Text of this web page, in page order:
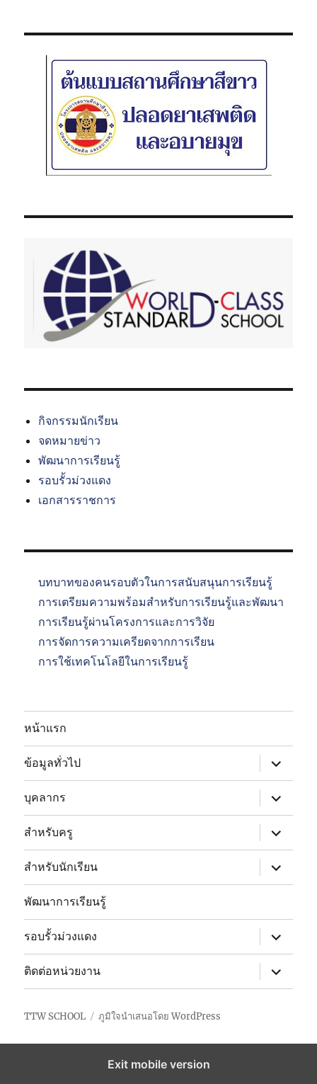
กิจกรรมนักเรียน
จดหมายข่าว
พัฒนาการเรียนรู้
รอบรั้วม่วงแดง
เอกสารราชการ
บทบาทของคนรอบตัวในการสนับสนุนการเรียนรู้
การเตรียมความพร้อมสำหรับการเรียนรู้และพัฒนา
การเรียนรู้ผ่านโครงการและการวิจัย
การจัดการความเครียดจากการเรียน
การใช้เทคโนโลยีในการเรียนรู้
หน้าแรก
ข้อมูลทั่วไป
expand
child
menu
บุคลากร
expand
child
menu
สำหรับครู
expand
child
menu
สำหรับนักเรียน
expand
child
menu
พัฒนาการเรียนรู้
รอบรั้วม่วงแดง
expand
child
menu
ติดต่อหน่วยงาน
expand
child
menu
TTW SCHOOL ภูมิใจนำเสนอโดย WordPress
Exit mobile version